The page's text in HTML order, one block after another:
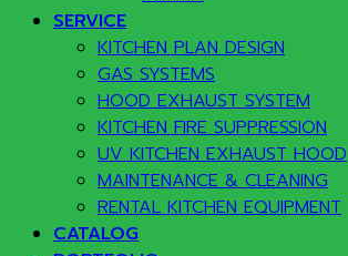
SERVICE
KITCHEN PLAN DESIGN
GAS SYSTEMS
HOOD EXHAUST SYSTEM
KITCHEN FIRE SUPPRESSION
UV KITCHEN EXHAUST HOOD
MAINTENANCE & CLEANING
RENTAL KITCHEN EQUIPMENT
CATALOG